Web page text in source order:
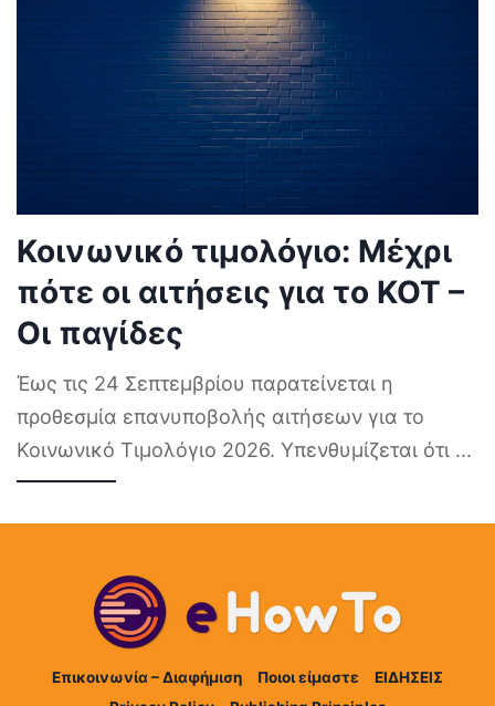
Κοινωνικό τιμολόγιο: Μέχρι
πότε οι αιτήσεις για το ΚΟΤ –
Οι παγίδες
Έως τις 24 Σεπτεμβρίου παρατείνεται η
προθεσμία επανυποβολής αιτήσεων για το
Κοινωνικό Τιμολόγιο 2026. Υπενθυμίζεται ότι ...
Επικοινωνία – Διαφήμιση Ποιοι είμαστε
ΕΙΔΗΣΕΙΣ